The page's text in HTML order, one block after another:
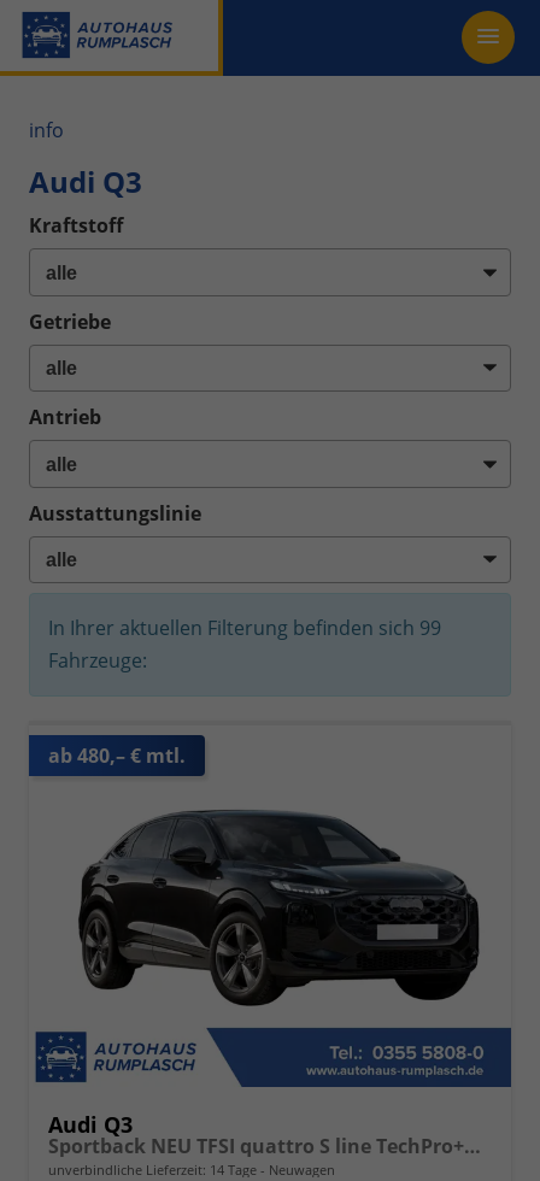
info
Audi Q3
Kraftstoff
Getriebe
Antrieb
Ausstattungslinie
In Ihrer aktuellen Filterung befinden sich 99
Fahrzeuge:
ab 480,– € mtl.
Audi Q3
Sportback NEU TFSI quattro S line TechPro+HUD+Matrix+AHK+Alu19+KlimaPlus+ExtSchwarz+DCC
unverbindliche Lieferzeit: 14 Tage Neuwagen